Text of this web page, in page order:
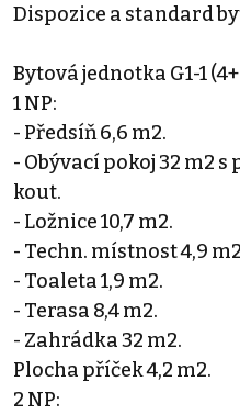
Dispozice a standard
Bytová jednotka G1-1
1 NP:
- Předsíň 6,6 m2.
- Obývací pokoj 32 m2
kout.
- Ložnice 10,7 m2.
- Techn. místnost 4,9
- Toaleta 1,9 m2.
- Terasa 8,4 m2.
- Zahrádka 32 m2.
Plocha příček 4,2 m2.
2 NP: